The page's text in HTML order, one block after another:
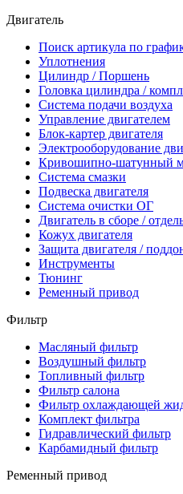
Двигатель
Поиск артикула по
Уплотнения
Цилиндр / Поршень
Головка цилиндра /
Система подачи воздуха
Управление двигателем
Блок-картер двигателя
Электрооборудование
Кривошипно-шатунный
Система смазки
Подвеска двигателя
Система очистки ОГ
Двигатель в сборе /
Кожух двигателя
Защита двигателя /
Инструменты
Тюнинг
Ременный привод
Фильтр
Масляный фильтр
Воздушный фильтр
Топливный фильтр
Фильтр салона
Фильтр охлаждающей
Комплект фильтра
Гидравлический фильтр
Карбамидный фильтр
Ременный привод